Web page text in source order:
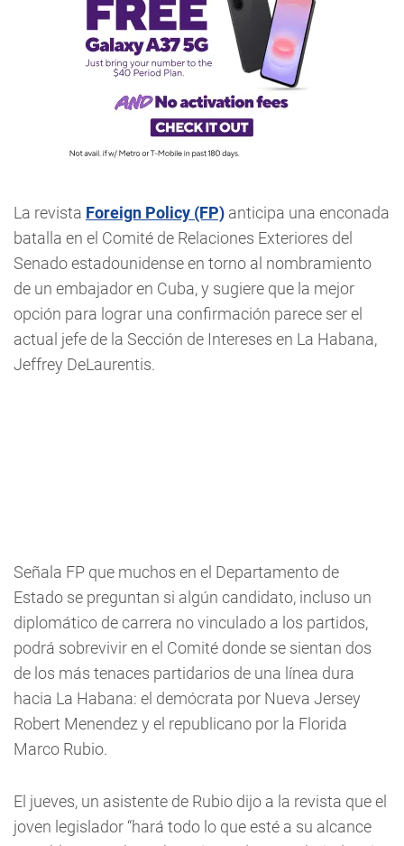
La revista Foreign Policy (FP) anticipa una enconada
batalla en el Comité de Relaciones Exteriores del
Senado estadounidense en torno al nombramiento
de un embajador en Cuba, y sugiere que la mejor
opción para lograr una confirmación parece ser el
actual jefe de la Sección de Intereses en La Habana,
Jeffrey DeLaurentis.
Señala FP que muchos en el Departamento de
Estado se preguntan si algún candidato, incluso un
diplomático de carrera no vinculado a los partidos,
podrá sobrevivir en el Comité donde se sientan dos
de los más tenaces partidarios de una línea dura
hacia La Habana: el demócrata por Nueva Jersey
Robert Menendez y el republicano por la Florida
Marco Rubio.
El jueves, un asistente de Rubio dijo a la revista que el
joven legislador “hará todo lo que esté a su alcance